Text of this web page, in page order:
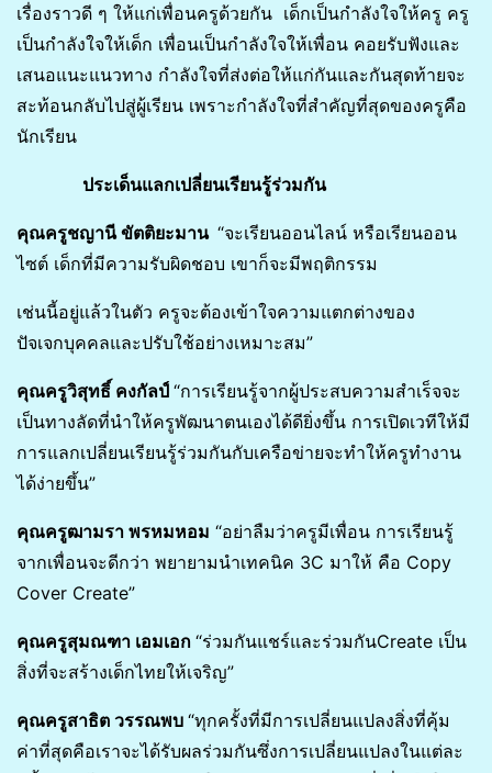
เรื่องราวดี ๆ ให้แก่เพื่อนครูด้วยกัน เด็กเป็นกำลังใจให้ครู ครู
เป็นกำลังใจให้เด็ก เพื่อนเป็นกำลังใจให้เพื่อน คอยรับฟังและ
เสนอแนะแนวทาง กำลังใจที่ส่งต่อให้แก่กันและกันสุดท้ายจะ
สะท้อนกลับไปสู่ผู้เรียน เพราะกำลังใจที่สำคัญที่สุดของครูคือ
นักเรียน
ประเด็นแลกเปลี่ยนเรียนรู้ร่วมกัน
คุณครูชญานี ขัตติยะมาน “จะเรียนออนไลน์ หรือเรียนออน
ไซต์ เด็กที่มีความรับผิดชอบ เขาก็จะมีพฤติกรรม
เช่นนี้อยู่แล้วในตัว ครูจะต้องเข้าใจความแตกต่างของ
ปัจเจกบุคคลและปรับใช้อย่างเหมาะสม”
คุณครูวิสุทธิ์ คงกัลป์ “การเรียนรู้จากผู้ประสบความสำเร็จจะ
เป็นทางลัดที่นำให้ครูพัฒนาตนเองได้ดียิ่งขึ้น การเปิดเวทีให้มี
การแลกเปลี่ยนเรียนรู้ร่วมกันกับเครือข่ายจะทำให้ครูทำงาน
ได้ง่ายขึ้น”
คุณครูฒามรา พรหมหอม “อย่าลืมว่าครูมีเพื่อน การเรียนรู้
จากเพื่อนจะดีกว่า พยายามนำเทคนิค 3C มาให้ คือ Copy
Cover Create”
คุณครูสุมณฑา เอมเอก “ร่วมกันแชร์และร่วมกันCreate เป็น
สิ่งที่จะสร้างเด็กไทยให้เจริญ”
คุณครูสาธิต วรรณพบ “ทุกครั้งที่มีการเปลี่ยนแปลงสิ่งที่คุ้ม
ค่าที่สุดคือเราจะได้รับผลร่วมกันซึ่งการเปลี่ยนแปลงในแต่ละ